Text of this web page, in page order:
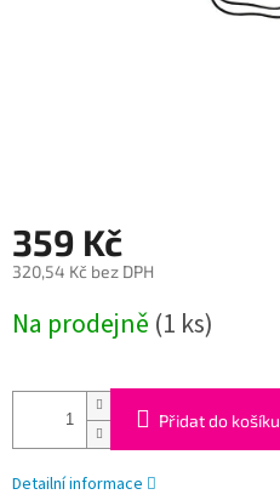
359 Kč
320,54 Kč bez DPH
cena:
Na prodejně (1 ks)
Přidat do košíku
Detailní informace